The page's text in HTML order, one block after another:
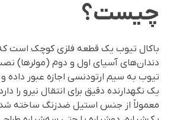
چیست؟
باکال تیوب یک قطعه فلزی کوچک است
دندان‌های آسیای اول و دوم (مولرها)
تیوب به سیم ارتودنسی اجازه عبور داده
یک نگهدارنده دقیق برای انتقال نیرو را
معمولاً از جنس استیل ضدزنگ ساخته